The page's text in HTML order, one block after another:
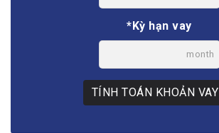
*Kỳ hạn vay
month
TÍNH TOÁN KHOẢN VAY